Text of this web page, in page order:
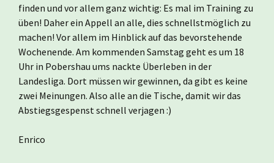
finden und vor allem ganz wichtig: Es mal im Training zu
üben! Daher ein Appell an alle, dies schnellstmöglich zu
machen! Vor allem im Hinblick auf das bevorstehende
Wochenende. Am kommenden Samstag geht es um 18
Uhr in Pobershau ums nackte Überleben in der
Landesliga. Dort müssen wir gewinnen, da gibt es keine
zwei Meinungen. Also alle an die Tische, damit wir das
Abstiegsgespenst schnell verjagen :)
Enrico